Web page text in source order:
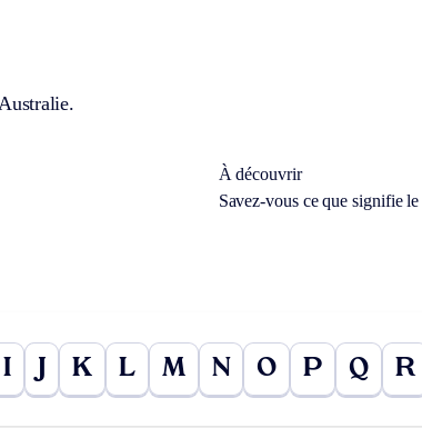
À découvrir
Savez-vous ce que signifie
I K L M N O P Q R